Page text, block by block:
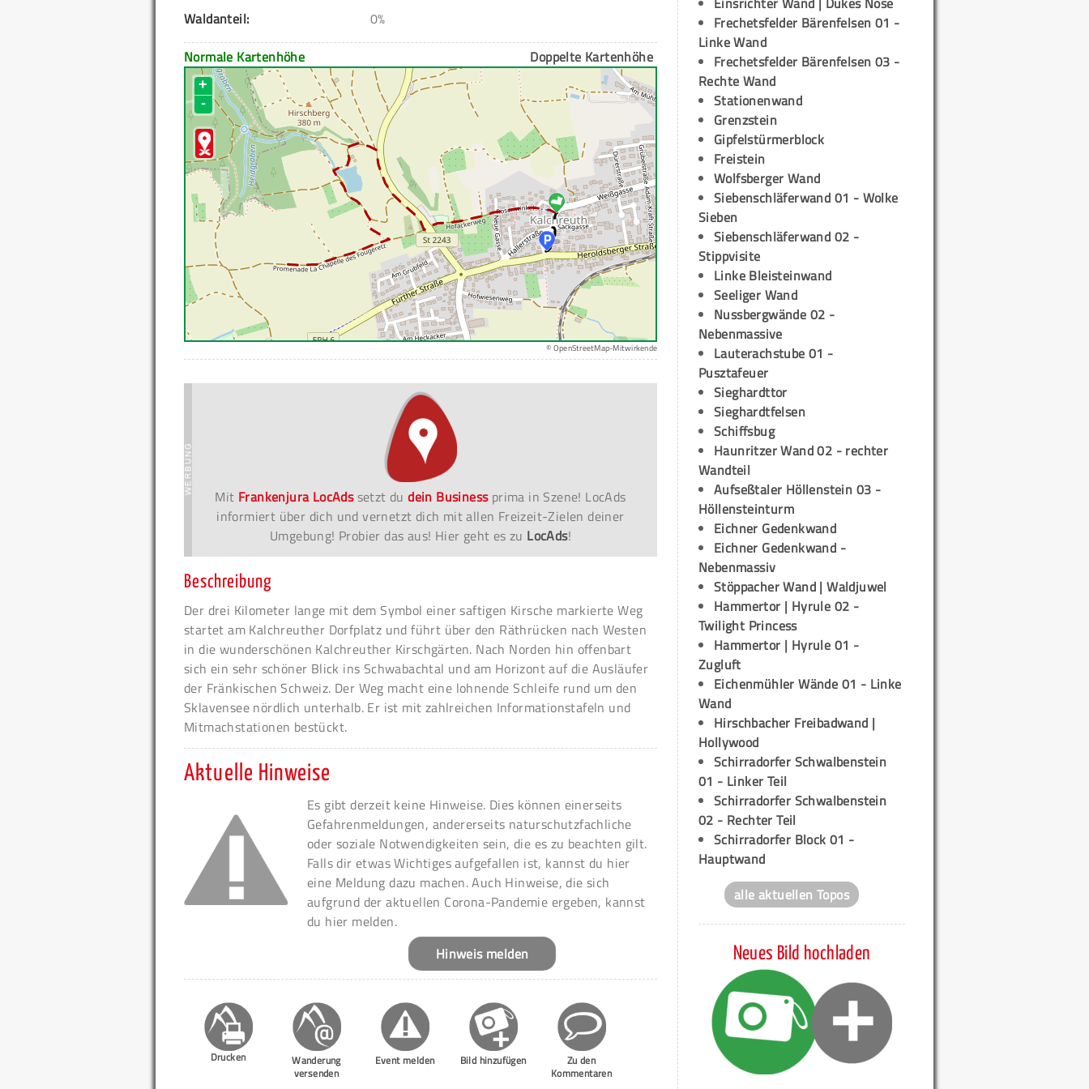
Waldanteil:
0%
Normale Kartenhöhe
Doppelte Kartenhöhe
+
-
© OpenStreetMap-Mitwirkende
Mit Frankenjura LocAdssetzt dudein Businessprima in Szene! LocAds
informiert über dich und vernetzt dich mit allen Freizeit-Zielen deiner
Umgebung! Probier das aus! Hier geht es zu LocAds!
Beschreibung
Der drei Kilometer lange mit dem Symbol einer saftigen Kirsche markierte Weg
startet am Kalchreuther Dorfplatz und führt über den Räthrücken nach Westen
in die wunderschönen Kalchreuther Kirschgärten. Nach Norden hin offenbart
sich ein sehr schöner Blick ins Schwabachtal und am Horizont auf die Ausläufer
der Fränkischen Schweiz. Der Weg macht eine lohnende Schleife rund um den
Sklavensee nördlich unterhalb. Er ist mit zahlreichen Informationstafeln und
Mitmachstationen bestückt.
Aktuelle Hinweise
Es gibt derzeit keine Hinweise. Dies können einerseits
Gefahrenmeldungen, andererseits naturschutzfachliche
oder soziale Notwendigkeiten sein, die es zu beachten gilt.
Falls dir etwas Wichtiges aufgefallen ist, kannst du hier
eine Meldung dazu machen. Auch Hinweise, die sich
aufgrund der aktuellen Corona-Pandemie ergeben, kannst
du hier melden.
Hinweis melden
Drucken
Wanderung
versenden
Event melden Bild hinzufügen
Zu den
Kommentaren
Frechetsfelder Bärenfelsen 01 -
Linke Wand
Frechetsfelder Bärenfelsen 03 -
Rechte Wand
Stationenwand
Grenzstein
Gipfelstürmerblock
Freistein
Wolfsberger Wand
Siebenschläferwand 01 - Wolke
Sieben
Siebenschläferwand 02 -
Stippvisite
Linke Bleisteinwand
Seeliger Wand
Nussbergwände 02 -
Nebenmassive
Lauterachstube 01 -
Pusztafeuer
Sieghardttor
Sieghardtfelsen
Schiffsbug
Haunritzer Wand 02 - rechter
Wandteil
Aufseßtaler Höllenstein 03 -
Höllensteinturm
Eichner Gedenkwand
Eichner Gedenkwand -
Nebenmassiv
Stöppacher Wand | Waldjuwel
Hammertor | Hyrule 02 -
Twilight Princess
Hammertor | Hyrule 01 -
Zugluft
Eichenmühler Wände 01 - Linke
Wand
Hirschbacher Freibadwand |
Hollywood
Schirradorfer Schwalbenstein
01 - Linker Teil
Schirradorfer Schwalbenstein
02 - Rechter Teil
Schirradorfer Block 01 -
Hauptwand
alle aktuellen Topos
Neues Bild hochladen